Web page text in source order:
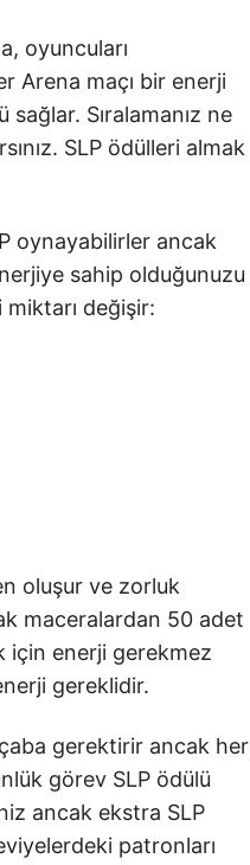
oyuncuları
Arena maçı bir enerji
Sıralamanız ne
SLP ödülleri almak
oynayabilirler ancak
sahip olduğunuzu
değişir:
oluşur ve zorluk
maceralardan 50 adet
için enerji gerekmez
gereklidir.
gerektirir ancak her
görev SLP ödülü
ancak ekstra SLP
patronları